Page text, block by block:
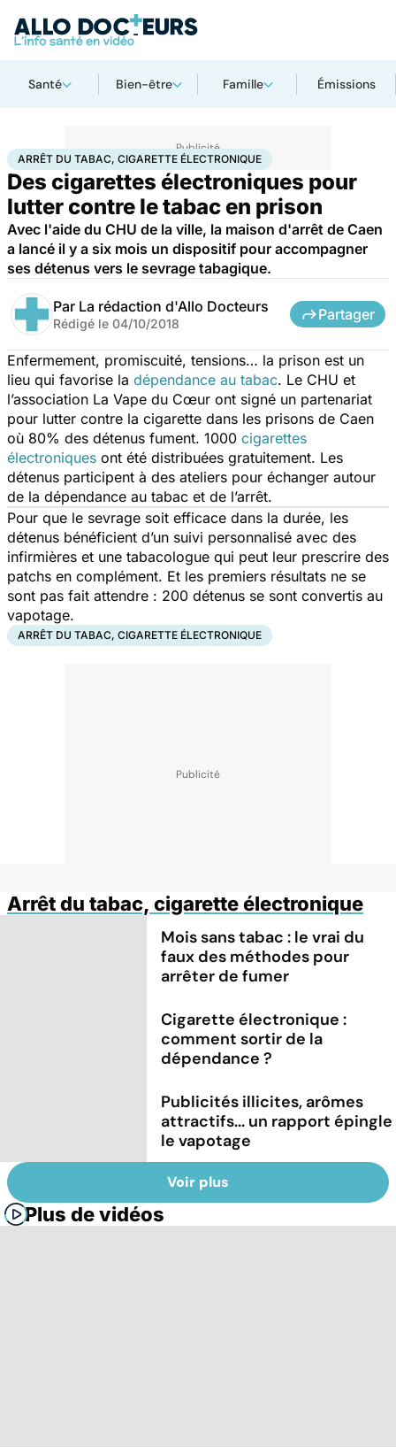
Santé Bien-être Famille Émissions
AccueilSantéArrêt du tabac, cigarette électronique
ARRÊT DU TABAC, CIGARETTE ÉLECTRONIQUE
Des cigarettes électroniques pour
lutter contre le tabac en prison
Avec l'aide du CHU de la ville, la maison d'arrêt de Caen
a lancé il y a six mois un dispositif pour accompagner
ses détenus vers le sevrage tabagique.
Par La rédaction d'Allo Docteurs
Rédigé le 04/10/2018
Partager
Enfermement, promiscuité, tensions… la prison est un
lieu qui favorise la dépendance au tabac. Le CHU et
l’association La Vape du Cœur ont signé un partenariat
pour lutter contre la cigarette dans les prisons de Caen
où 80% des détenus fument. 1000 cigarettes
électroniques ont été distribuées gratuitement. Les
détenus participent à des ateliers pour échanger autour
de la dépendance au tabac et de l’arrêt.
Pour que le sevrage soit efficace dans la durée, les
détenus bénéficient d’un suivi personnalisé avec des
infirmières et une tabacologue qui peut leur prescrire des
patchs en complément. Et les premiers résultats ne se
sont pas fait attendre : 200 détenus se sont convertis au
vapotage.
ARRÊT DU TABAC, CIGARETTE ÉLECTRONIQUE
Arrêt du tabac, cigarette électronique
Mois sans tabac : le vrai du
faux des méthodes pour
arrêter de fumer
Cigarette électronique :
comment sortir de la
dépendance ?
Publicités illicites, arômes
attractifs... un rapport épingle
le vapotage
Voir plus
Plus de vidéos